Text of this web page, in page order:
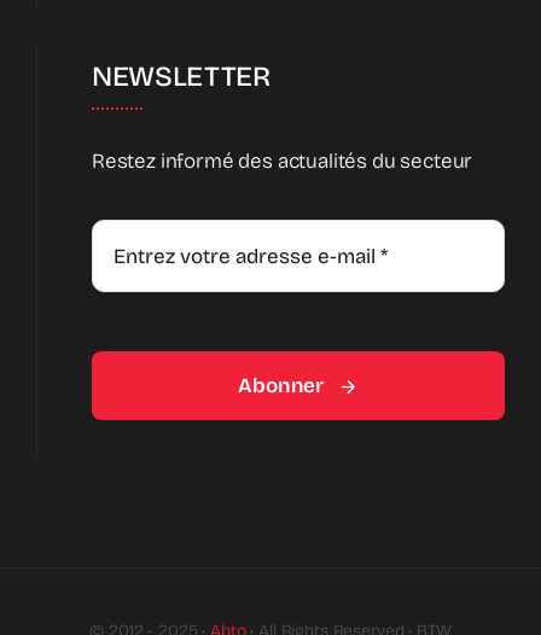
NEWSLETTER
Restez informé des actualités du secteur
Abonner